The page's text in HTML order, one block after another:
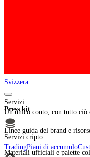
Svizzera
Servizi
Un unico conto, con tutto ciò
Servizi cripto
TradingPiani di accumulo
Press kit
Linee guida del brand e
Materiali ufficiali e palette